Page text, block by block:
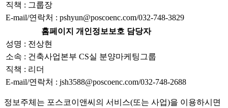
직책 : 그룹장
E-mail/연락처 : pshyun@poscoenc.com/032-748-3829
홈페이지 개인정보보호 담당자
성명 : 전상현
소속 : 건축사업본부 CS실 분양마케팅그룹
직책 : 리더
E-mail/연락처 : jsh3588@poscoenc.com/032-748-2688
정보주체는 포스코이앤씨의 서비스(또는 사업)을 이용하시면